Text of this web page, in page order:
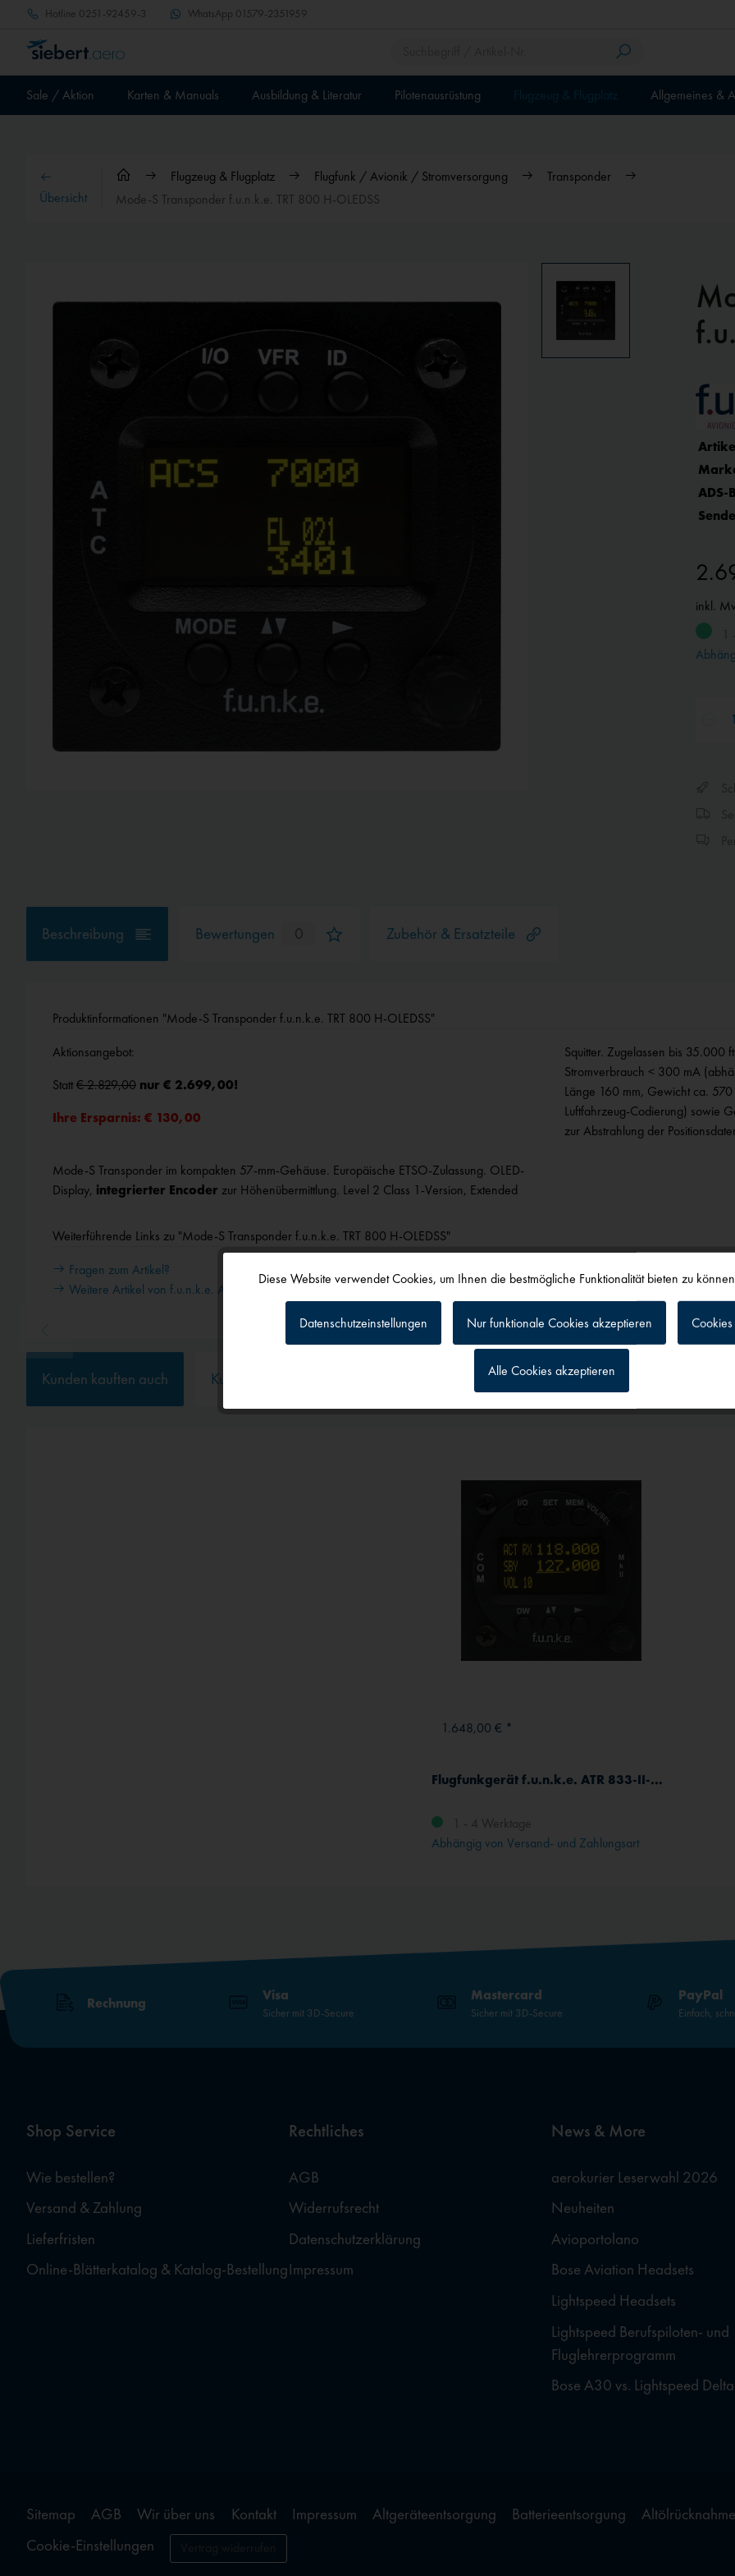
Hotline 0251-92459-3 WhatsApp 01579-2351959
Sale / Aktion Karten & Manuals Ausbildung & Literatur Pilotenausrüstung Allgemeines &
Übersicht
Flugzeug & Flugplatz Flugfunk / Avionik / Stromversorgung
Transponder
Mode-S Transponder f.u.n.k.e. TRT 800 H-OLEDSS
ADS-
inkl.
Beschreibung Bewertungen 0 Zubehör & Ersatzteile
Produktinformationen "Mode-S Transponder f.u.n.k.e. TRT 800 H-OLEDSS"
Aktionsangebot:
Statt€ 2.829,00 nur € 2.699,00!
Ihre Ersparnis: € 130,00
Mode-S Transponder im kompakten 57-mm-Gehäuse. Europäische ETSO-Zulassung. OLED-
Display, integrierter Encoder zur Höhenübermittlung. Level 2 Class 1-Version, Extended
Squitter. Zugelassen bis 35.000
Stromverbrauch < 300 mA
Länge 160 mm, Gewicht ca.
Luftfahrzeug-Codierung) sowie
zur Abstrahlung der
Weiterführende Links zu "Mode-S Transponder f.u.n.k.e. TRT 800 H-OLEDSS"
Fragen zum Artikel?
Weitere Artikel von f.u.n.k.e. Avionics
Kunden kauften auch Kunden haben sich ebenfalls angesehen
1.648,00 € *
Flugfunkgerät f.u.n.k.e. ATR 833-II-OLED
1 - 4 Werktage
Abhängig von Versand- und Zahlungsart
Rechnung Visa
Sicher mit 3D-Secure
Mastercard
Sicher mit 3D-Secure
PayPal
Einfach,
Shop Service
Wie bestellen?
Versand & Zahlung
Lieferfristen
Online-Blätterkatalog & Katalog-Bestellung
Rechtliches
AGB
Widerrufsrecht
Datenschutzerklärung
Impressum
News & More
aerokurier Leserwahl 2026
Neuheiten
Avioportolano
Bose Aviation Headsets
Lightspeed Headsets
Lightspeed Berufspiloten- und
Fluglehrerprogramm
Bose A30 vs. Lightspeed
Sitemap AGB Wir über uns Kontakt Impressum Altgeräteentsorgung Batterieentsorgung Altölrücknahme
Cookie-Einstellungen
Tracking
Diese Website verwendet Cookies, um Ihnen die bestmögliche Funktionalität bieten zu
Datenschutzeinstellungen Nur funktionale Cookies akzeptieren
Alle Cookies akzeptieren